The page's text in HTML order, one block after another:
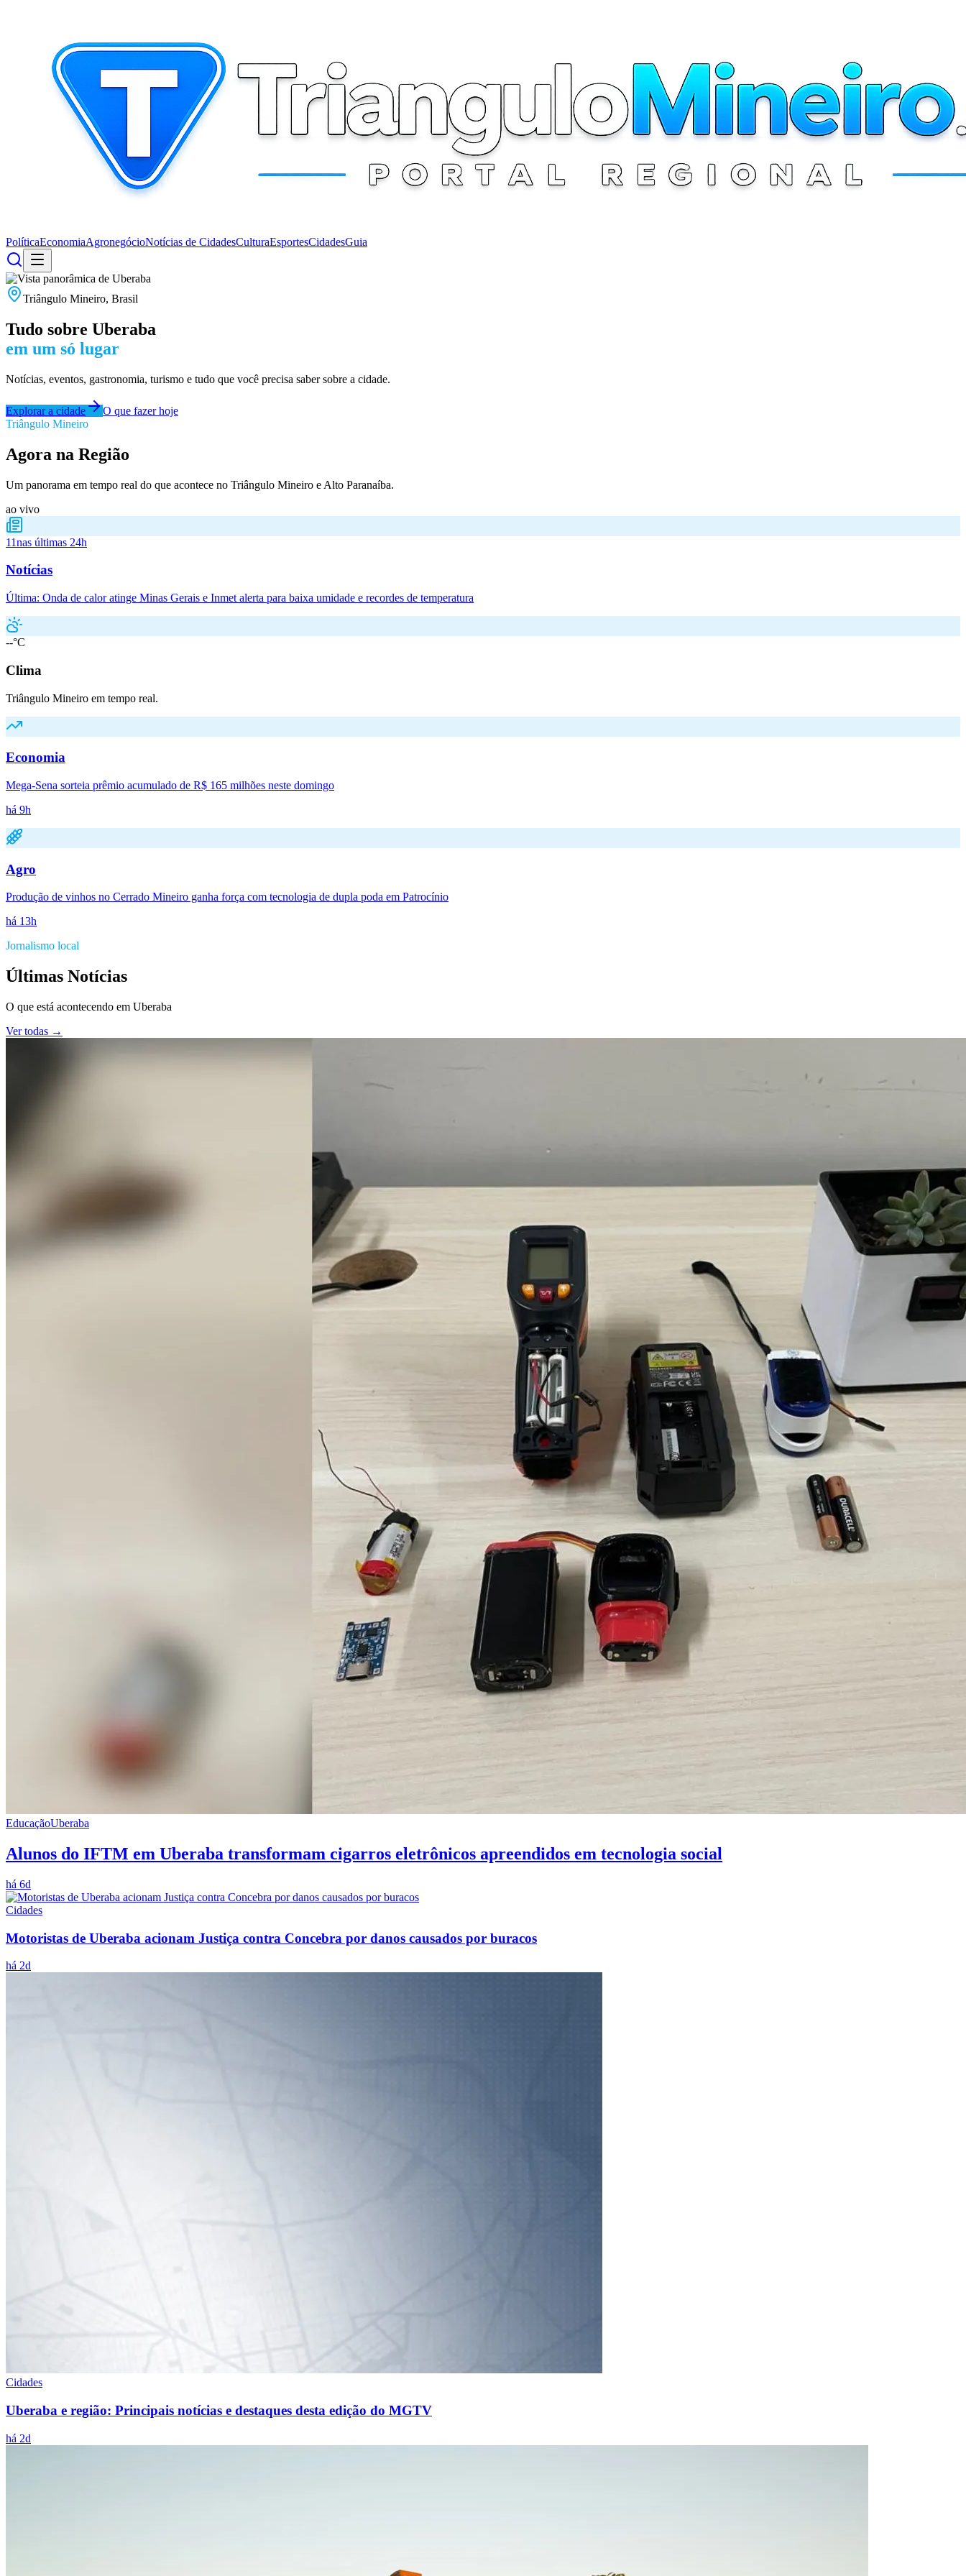
PolíticaEconomiaAgronegócioNotícias de CidadesCulturaEsportesCidadesGuia
Triângulo Mineiro, Brasil
Tudo sobre Uberaba
em um só lugar
Notícias, eventos, gastronomia, turismo e tudo que você precisa saber sobre a cidade.
Explorar a cidade
O que fazer hoje
Triângulo Mineiro
Agora na Região
Um panorama em tempo real do que acontece no Triângulo Mineiro e Alto Paranaíba.
ao vivo
11nas últimas 24h
Notícias
Última: Onda de calor atinge Minas Gerais e Inmet alerta para baixa umidade e recordes de temperatura
--°C
Clima
Triângulo Mineiro em tempo real.
Economia
Mega-Sena sorteia prêmio acumulado de R$ 165 milhões neste domingo
há 9h
Agro
Produção de vinhos no Cerrado Mineiro ganha força com tecnologia de dupla poda em Patrocínio
há 13h
Jornalismo local
Últimas Notícias
O que está acontecendo em Uberaba
Ver todas →
EducaçãoUberaba
Alunos do IFTM em Uberaba transformam cigarros eletrônicos apreendidos em tecnologia social
há 6d
Cidades
Motoristas de Uberaba acionam Justiça contra Concebra por danos causados por buracos
há 2d
Cidades
Uberaba e região: Principais notícias e destaques desta edição do MGTV
há 2d